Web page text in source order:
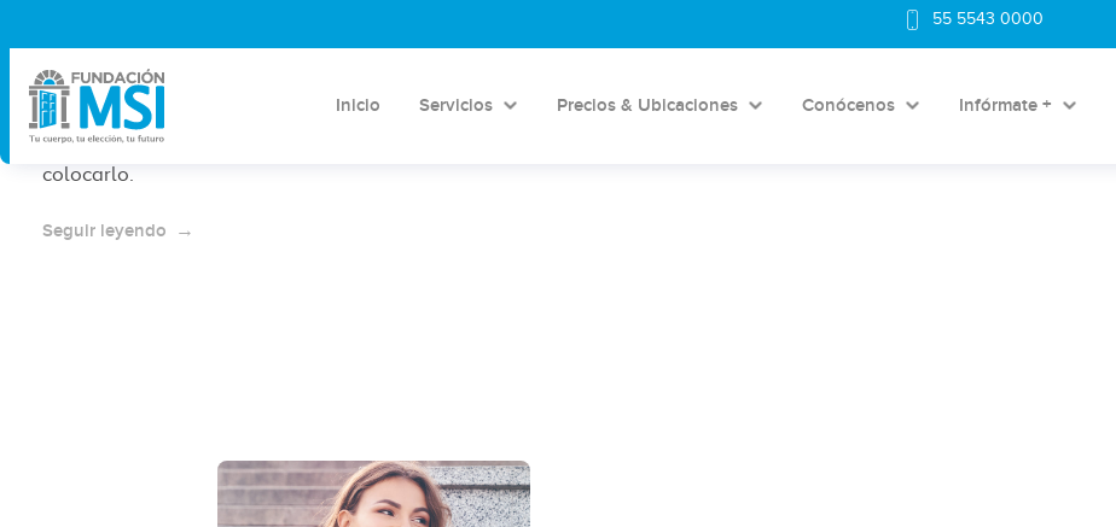
55 5543 0000
Inicio Servicios Precios & Ubicaciones Conócenos Infórmate +
Precio Pachuca 2026
Conoce el costo del DIU T de cobre en Pachuca, qué
debe incluir el precio y qué considerar antes de
colocarlo.
Seguir leyendo